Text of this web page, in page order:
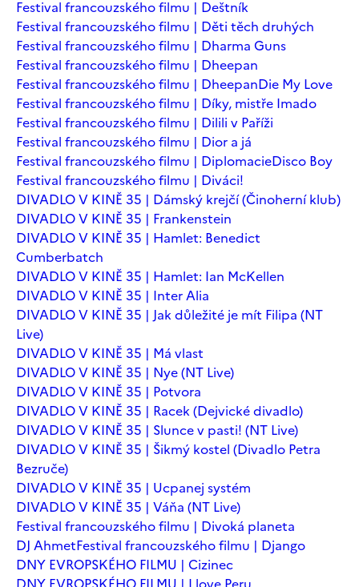
Festival francouzského filmu | Deštník
Festival francouzského filmu | Děti těch druhých
Festival francouzského filmu | Dharma Guns
Festival francouzského filmu | Dheepan
Festival francouzského filmu | DheepanDie My Love
Festival francouzského filmu | Díky, mistře Imado
Festival francouzského filmu | Dilili v Paříži
Festival francouzského filmu | Dior a já
Festival francouzského filmu | DiplomacieDisco Boy
Festival francouzského filmu | Diváci!
DIVADLO V KINĚ 35 | Dámský krejčí (Činoherní klub)
DIVADLO V KINĚ 35 | Frankenstein
DIVADLO V KINĚ 35 | Hamlet: Benedict
Cumberbatch
DIVADLO V KINĚ 35 | Hamlet: Ian McKellen
DIVADLO V KINĚ 35 | Inter Alia
DIVADLO V KINĚ 35 | Jak důležité je mít Filipa (NT
Live)
DIVADLO V KINĚ 35 | Má vlast
DIVADLO V KINĚ 35 | Nye (NT Live)
DIVADLO V KINĚ 35 | Potvora
DIVADLO V KINĚ 35 | Racek (Dejvické divadlo)
DIVADLO V KINĚ 35 | Slunce v pasti! (NT Live)
DIVADLO V KINĚ 35 | Šikmý kostel (Divadlo Petra
Bezruče)
DIVADLO V KINĚ 35 | Ucpanej systém
DIVADLO V KINĚ 35 | Váňa (NT Live)
Festival francouzského filmu | Divoká planeta
DJ AhmetFestival francouzského filmu | Django
DNY EVROPSKÉHO FILMU | Cizinec